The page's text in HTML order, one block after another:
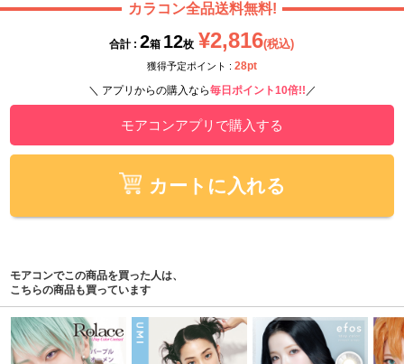
カラコン全品送料無料!
合計 : 2箱 12枚 ¥2,816(税込)
獲得予定ポイント : 28pt
＼ アプリからの購入なら毎日ポイント10倍!! ／
モアコンアプリで購入する
カートに入れる
モアコンでこの商品を買った人は、
こちらの商品も買っています